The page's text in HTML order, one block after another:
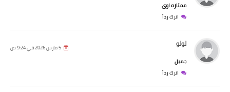
ممتازه اوى
اترك رداً
لولو 5 مارس 2026 في 9:24 ص
جميل
اترك رداً